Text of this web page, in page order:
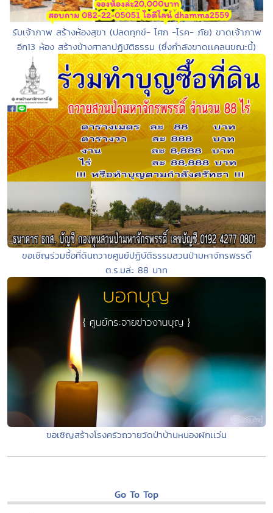
รับเจ้าภาพ สร้างห้องสุขา (ปลดทุกข์- โศก -โรค- ภัย) ขาดเจ้าภาพ
อีก13 ห้อง สร้างข้างศาลาปฏิบัติธรรม (ซึ่งกำลังขาดเเคลนขณะนี้)
ขอเชิญร่วมซื้อที่ดินถวายศูนย์ปฏิบัติธรรมสวนป่ามหาจักรพรรดิ์
ต.ร.มล่ะ 88 บาท
ขอเชิญสร้างโรงครัวถวายวัดป่าบ้านหนองผักเเว่น
Go To Top